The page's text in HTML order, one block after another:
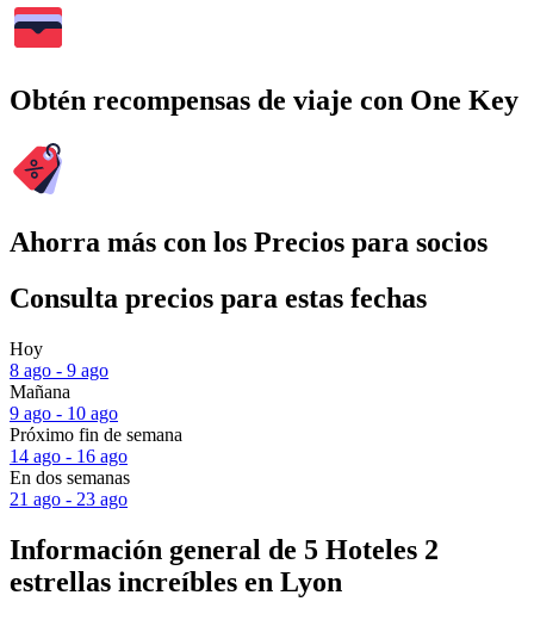
Obtén recompensas de viaje con One Key
Ahorra más con los Precios para socios
Consulta precios para estas fechas
Hoy
8 ago - 9 ago
Mañana
9 ago - 10 ago
Próximo fin de semana
14 ago - 16 ago
En dos semanas
21 ago - 23 ago
Información general de 5 Hoteles 2
estrellas increíbles en Lyon